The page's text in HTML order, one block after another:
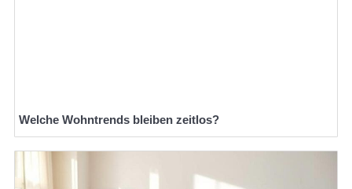
Welche Wohntrends bleiben zeitlos?